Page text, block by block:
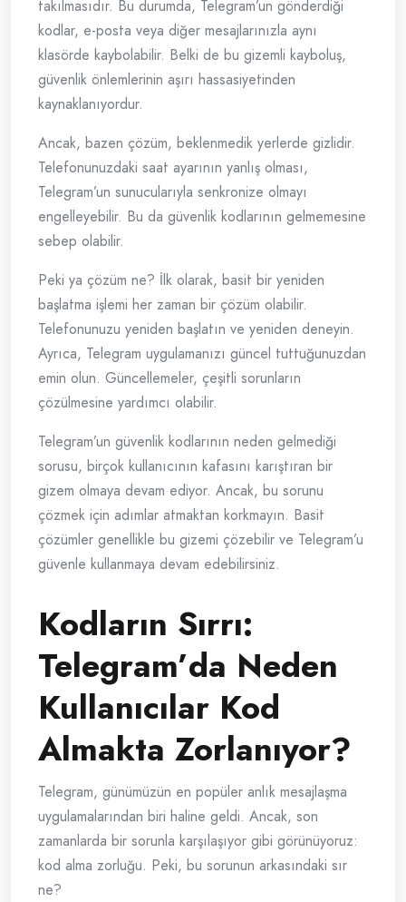
takılmasıdır. Bu durumda, Telegram’un gönderdiği
kodlar, e-posta veya diğer mesajlarınızla aynı
klasörde kaybolabilir. Belki de bu gizemli kayboluş,
güvenlik önlemlerinin aşırı hassasiyetinden
kaynaklanıyordur.
Ancak, bazen çözüm, beklenmedik yerlerde gizlidir.
Telefonunuzdaki saat ayarının yanlış olması,
Telegram’un sunucularıyla senkronize olmayı
engelleyebilir. Bu da güvenlik kodlarının gelmemesine
sebep olabilir.
Peki ya çözüm ne? İlk olarak, basit bir yeniden
başlatma işlemi her zaman bir çözüm olabilir.
Telefonunuzu yeniden başlatın ve yeniden deneyin.
Ayrıca, Telegram uygulamanızı güncel tuttuğunuzdan
emin olun. Güncellemeler, çeşitli sorunların
çözülmesine yardımcı olabilir.
Telegram’un güvenlik kodlarının neden gelmediği
sorusu, birçok kullanıcının kafasını karıştıran bir
gizem olmaya devam ediyor. Ancak, bu sorunu
çözmek için adımlar atmaktan korkmayın. Basit
çözümler genellikle bu gizemi çözebilir ve Telegram’u
güvenle kullanmaya devam edebilirsiniz.
Kodların Sırrı:
Telegram’da Neden
Kullanıcılar Kod
Almakta Zorlanıyor?
Telegram, günümüzün en popüler anlık mesajlaşma
uygulamalarından biri haline geldi. Ancak, son
zamanlarda bir sorunla karşılaşıyor gibi görünüyoruz:
kod alma zorluğu. Peki, bu sorunun arkasındaki sır
ne?